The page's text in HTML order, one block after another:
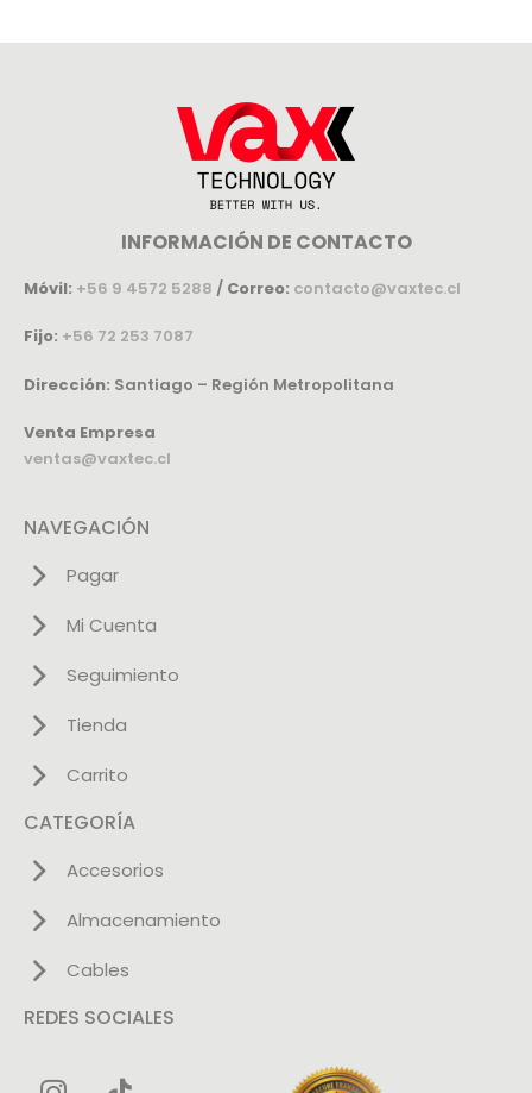
INFORMACIÓN DE CONTACTO
Móvil: +56 9 4572 5288 / Correo: contacto@vaxtec.cl
Fijo: +56 72 253 7087
Dirección: Santiago – Región Metropolitana
Venta Empresa
ventas@vaxtec.cl
NAVEGACIÓN
Pagar
Mi Cuenta
Seguimiento
Tienda
Carrito
CATEGORÍA
Accesorios
Almacenamiento
Cables
REDES SOCIALES